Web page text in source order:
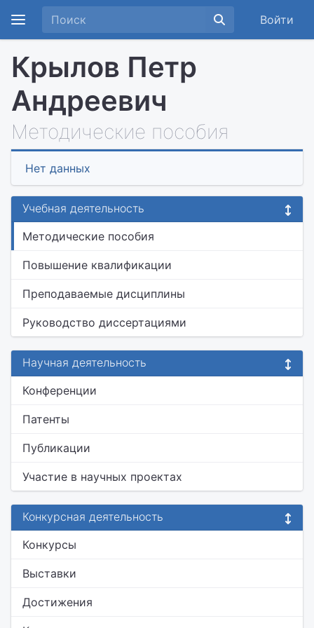
Войти
Крылов Петр
Андреевич
Методические пособия
Нет данных
Учебная деятельность
Методические пособия
Повышение квалификации
Преподаваемые дисциплины
Руководство диссертациями
Научная деятельность
Конференции
Патенты
Публикации
Участие в научных проектах
Конкурсная деятельность
Конкурсы
Выставки
Достижения